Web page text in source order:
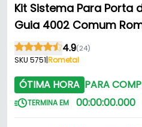
Kit Sistema Para Porta
Guia 4002 Comum
4.9(24)
SKU 5751|Rometal
ÓTIMA HORA PARA
TERMINA EM 00:00:00.000